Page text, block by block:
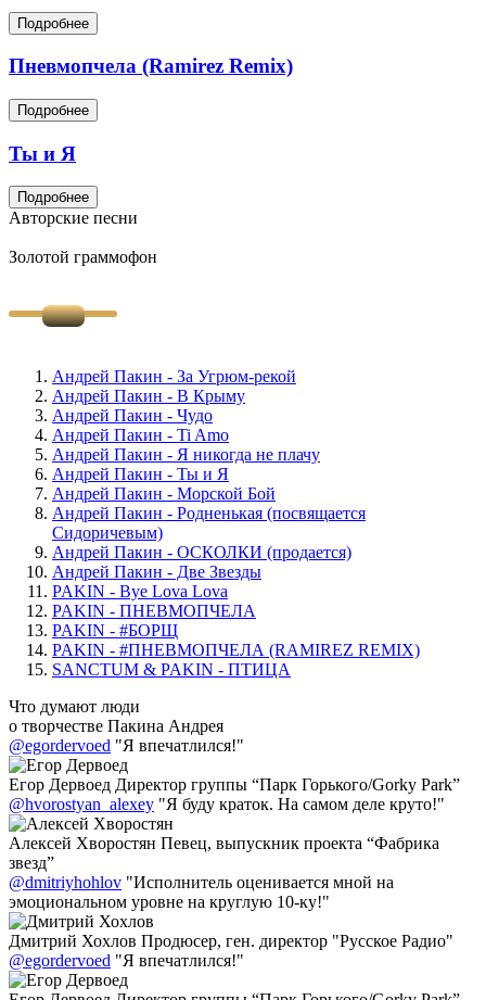
Подробнее
Пневмопчела (Ramirez Remix)
Подробнее
Ты и Я
Подробнее
Авторские песни
Золотой граммофон
Андрей Пакин - За Угрюм-рекой
Андрей Пакин - В Крыму
Андрей Пакин - Чудо
Андрей Пакин - Ti Amo
Андрей Пакин - Я никогда не плачу
Андрей Пакин - Ты и Я
Андрей Пакин - Морской Бой
Андрей Пакин - Родненькая (посвящается
Сидоричевым)
Андрей Пакин - ОСКОЛКИ (продается)
Андрей Пакин - Две Звезды
PAKIN - Bye Lova Lova
PAKIN - ПНЕВМОПЧЕЛА
PAKIN - #БОРЩ
PAKIN - #ПНЕВМОПЧЕЛА (RAMIREZ REMIX)
SANCTUM & PAKIN - ПТИЦА
Что думают люди
о творчестве Пакина Андрея
@egordervoed "Я впечатлился!"
Егор Дервоед Директор группы “Парк Горького/Gorky Park”
@hvorostyan_alexey "Я буду краток. На самом деле круто!"
Алексей Хворостян Певец, выпускник проекта “Фабрика
звезд”
@dmitriyhohlov "Исполнитель оценивается мной на
эмоциональном уровне на круглую 10-ку!"
Дмитрий Хохлов Продюсер, ген. директор "Русское Радио"
@egordervoed "Я впечатлился!"